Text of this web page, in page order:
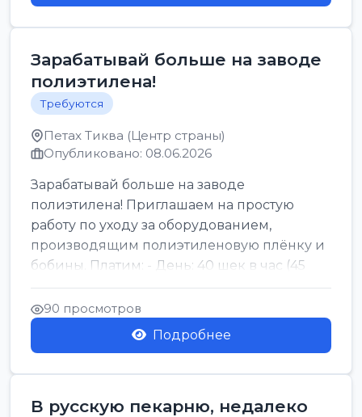
Зарабатывай больше на заводе
полиэтилена!
Требуются
Петах Тиква (Центр страны)
Опубликовано: 08.06.2026
Зарабатывай больше на заводе
полиэтилена! Приглашаем на простую
работу по уходу за оборудованием,
производящим полиэтиленовую плёнку и
бобины. Платим: - День: 40 шек в час (45
для синих бумаг и виз) -...
90 просмотров
Подробнее
В русскую пекарню, недалеко